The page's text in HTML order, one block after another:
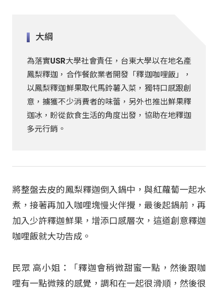
大綱
為落實USR大學社會責任，台東大學以在地名產
鳳梨釋迦，合作餐飲業者開發「釋迦咖哩飯」，
以鳳梨釋迦鮮果取代馬鈴薯入菜，獨特口感跟創
意，擄獲不少消費者的味蕾，另外也推出鮮果釋
迦冰，盼從飲食生活的角度出發，協助在地釋迦
多元行銷。
將整盤去皮的鳳梨釋迦倒入鍋中，與紅蘿蔔一起水
煮，接著再加入咖哩塊慢火伴攪，最後起鍋前，再
加入少許釋迦鮮果，增添口感層次，這道創意釋迦
咖哩飯就大功告成。
民眾 高小姐：「釋迦會稍微甜蜜一點，然後跟咖
哩有一點微辣的感覺，調和在一起很滑順，然後很